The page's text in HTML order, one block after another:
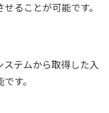
ることが可能です。
テムから取得した入
す。